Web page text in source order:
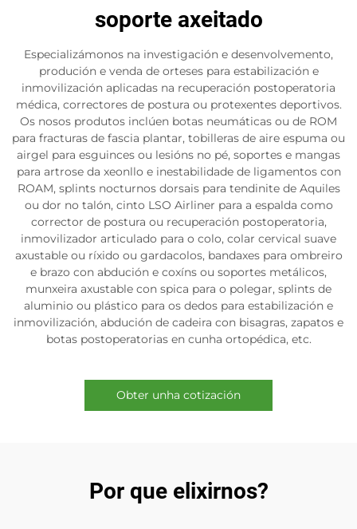
soporte axeitado
Especializámonos na investigación e desenvolvemento,
produción e venda de orteses para estabilización e
inmovilización aplicadas na recuperación postoperatoria
médica, correctores de postura ou protexentes deportivos.
Os nosos produtos inclúen botas neumáticas ou de ROM
para fracturas de fascia plantar, tobilleras de aire espuma ou
airgel para esguinces ou lesións no pé, soportes e mangas
para artrose da xeonllo e inestabilidade de ligamentos con
ROAM, splints nocturnos dorsais para tendinite de Aquiles
ou dor no talón, cinto LSO Airliner para a espalda como
corrector de postura ou recuperación postoperatoria,
inmovilizador articulado para o colo, colar cervical suave
axustable ou ríxido ou gardacolos, bandaxes para ombreiro
e brazo con abdución e coxíns ou soportes metálicos,
munxeira axustable con spica para o polegar, splints de
aluminio ou plástico para os dedos para estabilización e
inmovilización, abdución de cadeira con bisagras, zapatos e
botas postoperatorias en cunha ortopédica, etc.
Obter unha cotización
Por que elixirnos?